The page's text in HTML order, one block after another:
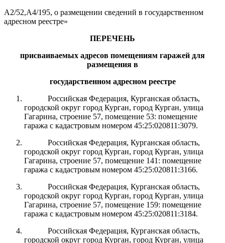
А2/52,А4/195, о размещении сведений в государственном
адресном реестре»
ПЕРЕЧЕНЬ
присваиваемых адресов помещениям гаражей для
размещения в
государственном адресном реестре
Российская Федерация, Курганская область,
городской округ город Курган, город Курган, улица
Гагарина, строение 57, помещение 53: помещение
гаража с кадастровым номером 45:25:020811:3079.
Российская Федерация, Курганская область,
городской округ город Курган, город Курган, улица
Гагарина, строение 57, помещение 141 : помещение
гаража с кадастровым номером 45:25:020811:3166.
Российская Федерация, Курганская область,
городской округ город Курган, город Курган, улица
Гагарина, строение 57, помещение 159: помещение
гаража с кадастровым номером 45:25:020811:3184.
Российская Федерация, Курганская область,
городской округ город Курган, город Курган, улица